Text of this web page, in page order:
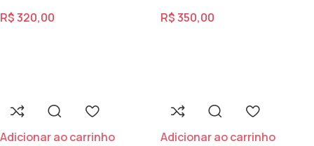
R$320,00 R$350,00
Adicionar ao carrinho Adicionar ao carrinho